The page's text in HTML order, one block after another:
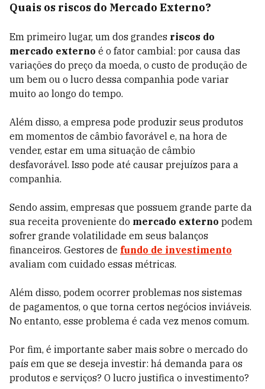
Quais os riscos do Mercado Externo?
Em primeiro lugar, um dos grandes riscos do
mercado externo é o fator cambial: por causa das
variações do preço da moeda, o custo de produção de
um bem ou o lucro dessa companhia pode variar
muito ao longo do tempo.
Além disso, a empresa pode produzir seus produtos
em momentos de câmbio favorável e, na hora de
vender, estar em uma situação de câmbio
desfavorável. Isso pode até causar prejuízos para a
companhia.
Sendo assim, empresas que possuem grande parte da
sua receita proveniente do mercado externo podem
sofrer grande volatilidade em seus balanços
financeiros. Gestores de fundo de investimento
avaliam com cuidado essas métricas.
Além disso, podem ocorrer problemas nos sistemas
de pagamentos, o que torna certos negócios inviáveis.
No entanto, esse problema é cada vez menos comum.
Por fim, é importante saber mais sobre o mercado do
país em que se deseja investir: há demanda para os
produtos e serviços? O lucro justifica o investimento?